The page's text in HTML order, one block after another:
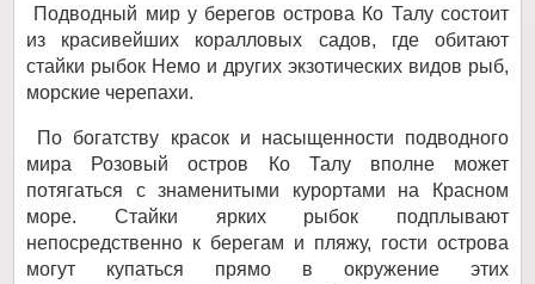
Подводный мир у берегов острова Ко Талу состоит
из красивейших коралловых садов, где обитают
стайки рыбок Немо и других экзотических видов рыб,
морские черепахи.
По богатству красок и насыщенности подводного
мира Розовый остров Ко Талу вполне может
потягаться с знаменитыми курортами на Красном
море. Стайки ярких рыбок подплывают
непосредственно к берегам и пляжу, гости острова
могут купаться прямо в окружение этих